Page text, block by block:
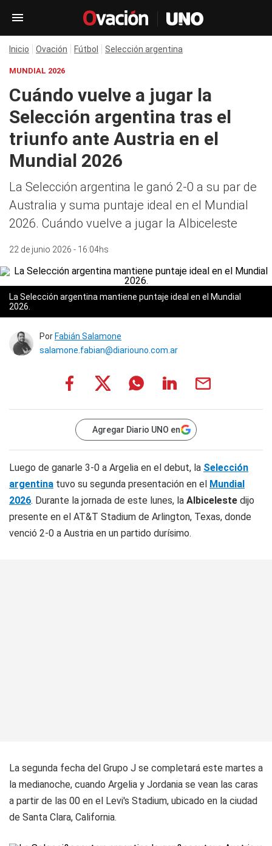
Inicio Ovación Fútbol Selección argentina
MUNDIAL 2026
Cuándo vuelve a jugar la
Selección argentina tras el
triunfo ante Austria en el
Mundial 2026
La Selección argentina le ganó 2-0 a su par de
Australia y suma puntaje ideal en el Mundial
2026. Cuándo vuelve a jugar la Albiceleste
22 de junio 2026 - 16:04hs
La Selección argentina mantiene puntaje ideal en el Mundial
2026.
Por Fabián Salamone
salamone.fabian@diariouno.com.ar
Agregar Diario UNO en
Luego de ganarle 3-0 a Argelia en el debut, la Selección
argentina tuvo su segunda presentación en el Mundial
2026. Durante la jornada de este lunes, la Albiceleste dijo
presente en el AT&T Stadium de Arlington, Texas, donde
venció 2-0 a Austria en un partido durísimo.
La segunda fecha del Grupo J se completará este martes a
la medianoche, cuando Argelia y Jordania se vean las caras
a partir de las 00 en el Levi's Stadium, ubicado en la ciudad
de Santa Clara, California.